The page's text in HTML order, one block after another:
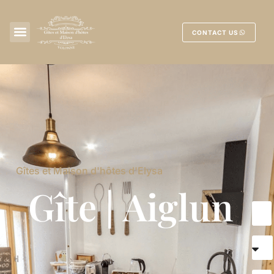
CONTACT US
Gîtes et Maison d'hôtes d'Elysa
Gîte | Aiglun